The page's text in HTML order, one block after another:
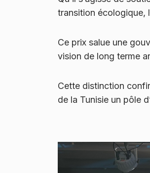
transition écologique,
Ce prix salue une
vision de long terme
Cette distinction
de la Tunisie un pôle